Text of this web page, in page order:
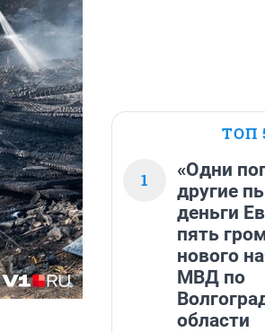
ТОП
1
«Одни
другие
деньги
пять
нового
МВД по
области